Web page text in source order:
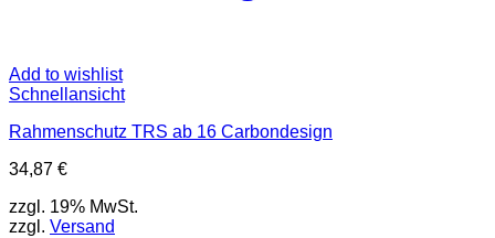
Add to wishlist
Schnellansicht
Rahmenschutz TRS ab 16 Carbondesign
34,87 €
zzgl. 19% MwSt.
zzgl. Versand